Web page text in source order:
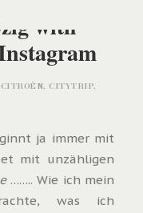
with
CITROËN, CITYTRIP,
ja immer mit
mit unzähligen
…….. Wie ich mein
was ich